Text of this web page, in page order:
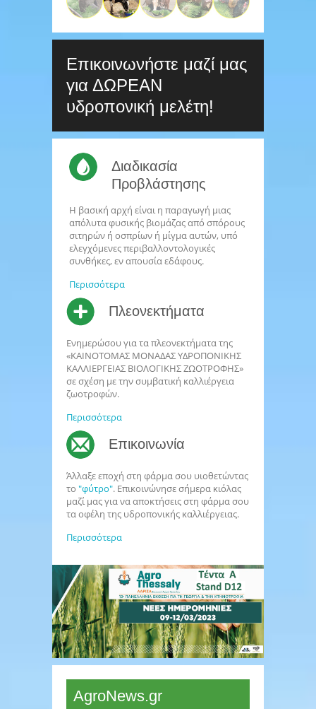
Επικοινωνήστε μαζί μας
για ΔΩΡΕΑΝ
υδροπονική μελέτη!
Διαδικασία
Προβλάστησης
Η βασική αρχή είναι η παραγωγή μιας
απόλυτα φυσικής βιομάζας από σπόρους
σιτηρών ή οσπρίων ή μίγμα αυτών, υπό
ελεγχόμενες περιβαλλοντολογικές
συνθήκες, εν απουσία εδάφους.
Περισσότερα
Πλεονεκτήματα
Ενημερώσου για τα πλεονεκτήματα της
«ΚΑΙΝΟΤΟΜΑΣ ΜΟΝΑΔΑΣ ΥΔΡΟΠΟΝΙΚΗΣ
ΚΑΛΛΙΕΡΓΕΙΑΣ ΒΙΟΛΟΓΙΚΗΣ ΖΩΟΤΡΟΦΗΣ»
σε σχέση με την συμβατική καλλιέργεια
ζωοτροφών.
Περισσότερα
Επικοινωνία
Άλλαξε εποχή στη φάρμα σου υιοθετώντας
το "φύτρο". Επικοινώνησε σήμερα κιόλας
μαζί μας για να αποκτήσεις στη φάρμα σου
τα οφέλη της υδροπονικής καλλιέργειας.
Περισσότερα
AgroNews.gr